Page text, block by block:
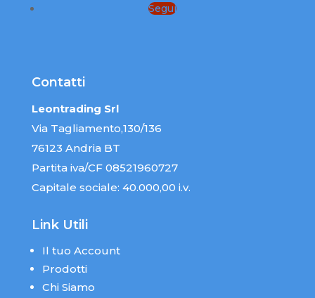
Segui
Contatti
Leontrading Srl
Via Tagliamento,130/136
76123 Andria BT
Partita iva/CF 08521960727
Capitale sociale: 40.000,00 i.v.
Link Utili
Il tuo Account
Prodotti
Chi Siamo